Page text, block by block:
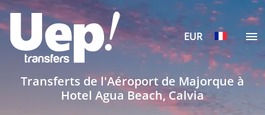
EUR
Transferts de l'Aéroport de Majorque à
Hotel Agua Beach, Calvia